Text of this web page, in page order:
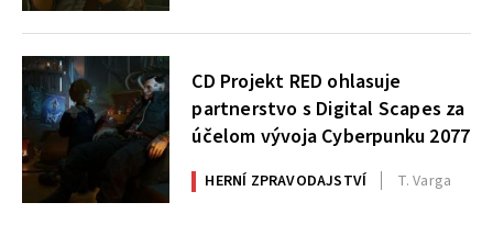
CD Projekt RED ohlasuje
partnerstvo s Digital Scapes za
účelom vývoja Cyberpunku 2077
HERNÍ ZPRAVODAJSTVÍ T. Varga